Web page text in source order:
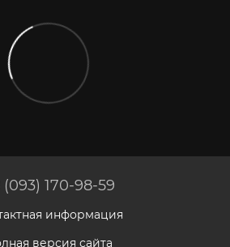
(093) 170-98-59
информация
версия сайта